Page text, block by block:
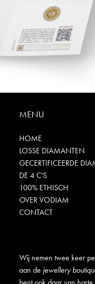
MENU
HOME
LOSSE DIAMANTEN
GECERTIFICEERDE
DE 4 C'S
100% ETHISCH
OVER VODIAM
CONTACT
Wij nemen twee keer
aan de jewellery